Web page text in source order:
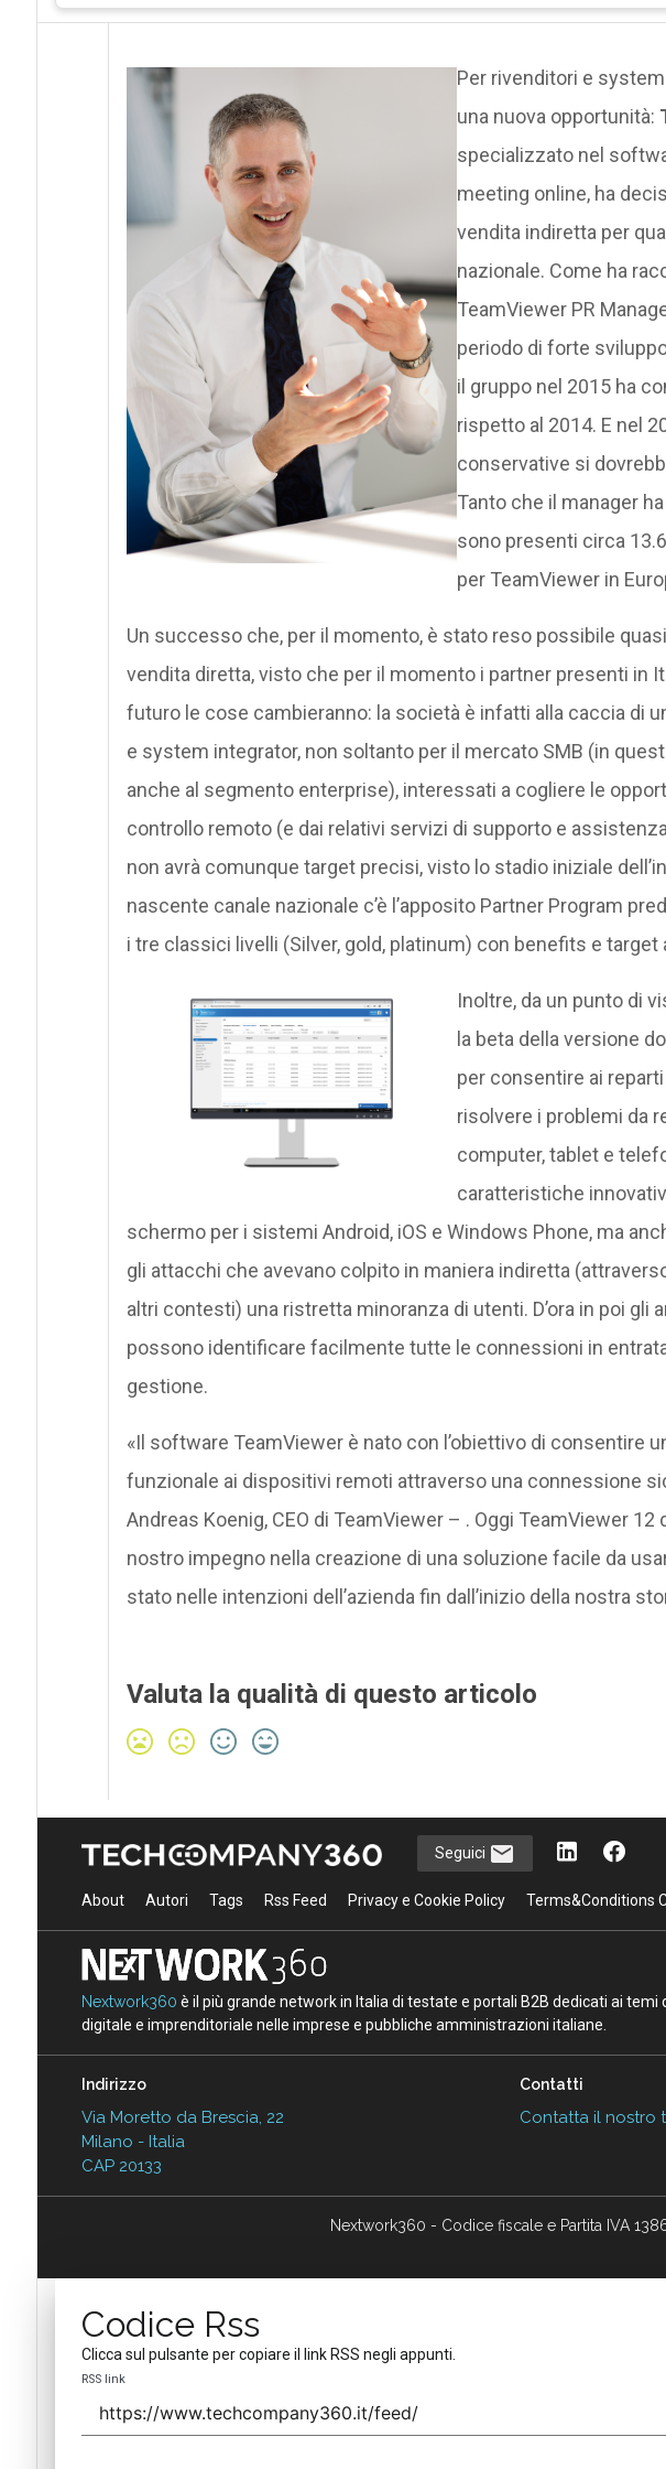
Per rivenditori e
una nuova opportunità:
specializzato nel
meeting online, ha
vendita indiretta per
nazionale. Come ha
TeamViewer PR
periodo di forte
il gruppo nel 2015 ha
rispetto al 2014. E nel
conservative si
Tanto che il manager
sono presenti circa
per TeamViewer in
Un successo che, per il momento, è stato reso possibile
vendita diretta, visto che per il momento i partner presenti in
futuro le cose cambieranno: la società è infatti alla caccia di
e system integrator, non soltanto per il mercato SMB (in
anche al segmento enterprise), interessati a cogliere le
controllo remoto (e dai relativi servizi di supporto e
non avrà comunque target precisi, visto lo stadio iniziale
nascente canale nazionale c’è l’apposito Partner Program
i tre classici livelli (Silver, gold, platinum) con benefits e target
Inoltre, da un punto di
la beta della versione
per consentire ai
risolvere i problemi da
computer, tablet e
caratteristiche
schermo per i sistemi Android, iOS e Windows Phone, ma
gli attacchi che avevano colpito in maniera indiretta
altri contesti) una ristretta minoranza di utenti. D’ora in poi gli
possono identificare facilmente tutte le connessioni in
gestione.
«Il software TeamViewer è nato con l’obiettivo di consentire
funzionale ai dispositivi remoti attraverso una connessione
Andreas Koenig, CEO di TeamViewer – . Oggi TeamViewer
nostro impegno nella creazione di una soluzione facile da
stato nelle intenzioni dell’azienda fin dall’inizio della nostra
Valuta la qualità di questo articolo
Seguici
About Autori Tags Rss Feed Privacy e Cookie Policy Terms&Conditions
Nextwork360 è il più grande network in Italia di testate e portali B2B dedicati ai
digitale e imprenditoriale nelle imprese e pubbliche amministrazioni italiane.
Indirizzo
Via Moretto da Brescia, 22
Milano - Italia
CAP 20133
Contatti
Contatta il nostro
Nextwork360 - Codice fiscale e Partita IVA
Codice Rss
Clicca sul pulsante per copiare il link RSS negli appunti.
RSS link